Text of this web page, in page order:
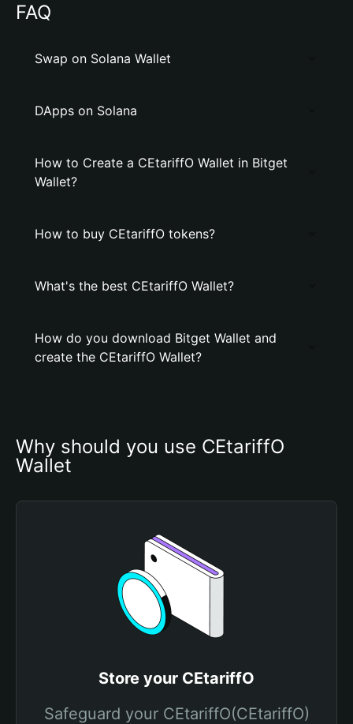
FAQ
Swap on Solana Wallet
DApps on Solana
How to Create a CEtariffO Wallet in Bitget
Wallet?
How to buy CEtariffO tokens?
What's the best CEtariffO Wallet?
How do you download Bitget Wallet and
create the CEtariffO Wallet?
Why should you use CEtariffO
Wallet
Store your CEtariffO
Safeguard your CEtariffO(CEtariffO)